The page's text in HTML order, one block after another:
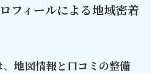
フィールによる地域密着
地図情報と口コミの整備